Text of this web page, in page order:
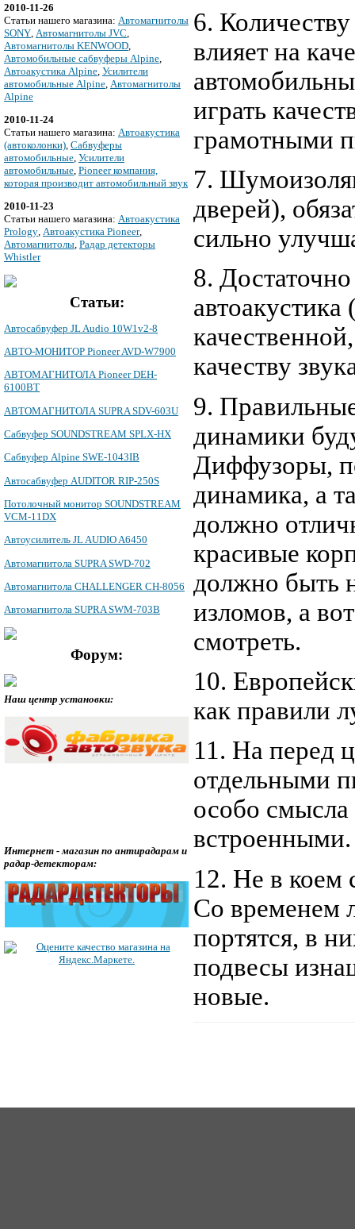
2010-11-26
Cтатьи нашего магазина: Автомагнитолы
SONY Автомагнитолы JVC
Автомагнитолы KENWOOD
Автомобильные сабвуферы Alpine
Автоакустика Alpine Усилители
автомобильные Alpine Автомагнитолы
Alpine
2010-11-24
Cтатьи нашего магазина: Автоакустика
(автоколонки), Сабвуферы
автомобильные, Усилители
автомобильные, Pioneer компания,
которая производит автомобильный звук
2010-11-23
Cтатьи нашего магазина: Автоакустика
Prology, Автоакустика Pioneer,
Автомагнитолы, Радар детекторы
Whistler
Статьи:
Автосабвуфер JL Audio 10W1v2-8
АВТО-МОНИТОР Pioneer AVD-W7900
АВТОМАГНИТОЛА Pioneer DEH-
6100BT
АВТОМАГНИТОЛА SUPRA SDV-603U
Сабвуфер SOUNDSTREAM SPLX-HX
Сабвуфер Alpine SWE-1043IB
Автосабвуфер AUDITOR RIP-250S
Потолочный монитор SOUNDSTREAM
VCM-11DX
Автоусилитель JL AUDIO A6450
Автомагнитола SUPRA SWD-702
Автомагнитола CHALLENGER CH-8056
Автомагнитола SUPRA SWM-703B
Форум:
Наш центр установки:
Интернет - магазин по антирадарам и
радар-детекторам:
6.
влияет на
играть
грамотными
7.
дверей),
сильно
8.
качеству
9.
динамики
Диффузоры,
динамика, а
должно
красивые
должно быть
изломов, а
смотреть.
10.
как правили
11. На перед
отдельными
особо смысла
встроенными.
12. Не в коем
Со временем
портятся, в
подвесы
новые.